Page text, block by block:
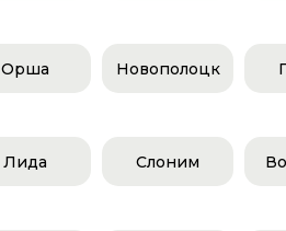
Орша Новополоцк
Лида Слоним